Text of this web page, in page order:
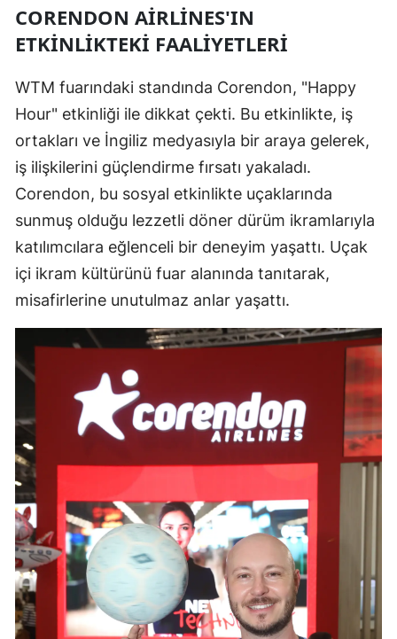
CORENDON AIRLINES'IN
ETKINLIKTEKI FAALIYETLERI
WTM fuarındaki standında Corendon, "Happy
Hour" etkinliği ile dikkat çekti. Bu etkinlikte, iş
ortakları ve İngiliz medyasıyla bir araya gelerek,
iş ilişkilerini güçlendirme fırsatı yakaladı.
Corendon, bu sosyal etkinlikte uçaklarında
sunmuş olduğu lezzetli döner dürüm ikramlarıyla
katılımcılara eğlenceli bir deneyim yaşattı. Uçak
içi ikram kültürünü fuar alanında tanıtarak,
misafirlerine unutulmaz anlar yaşattı.